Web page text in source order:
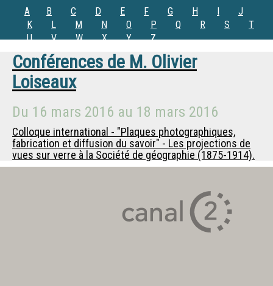
A B C D E F G H I
J
K
L M N O P Q R S
T
U
V W X Y Z
Conférences de M. Olivier
Loiseaux
Du 16 mars 2016 au 18 mars 2016
Colloque international - "Plaques photographiques,
fabrication et diffusion du savoir" - Les projections de
vues sur verre à la Société de géographie (1875-1914).